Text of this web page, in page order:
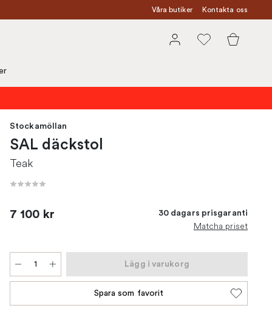
Våra butiker Kontakta oss
Stockamöllan
SAL däckstol
Teak
7 100 kr 30 dagars prisgaranti
Matcha priset
Lägg i varukorg
Spara som favorit